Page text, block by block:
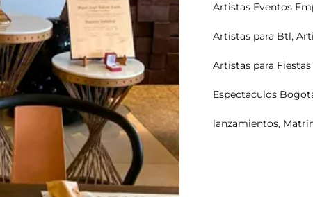
Artistas Eventos
Artistas para Btl,
Artistas para
Espectaculos
lanzamientos,